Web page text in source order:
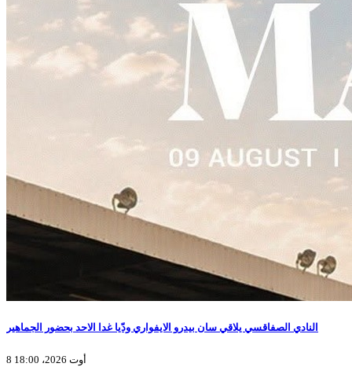
النادي الصفاقسي يلاقي سان بيدرو الايفواري ودّيا غدا الاحد بحضور الجماهير
8 أوت 2026، 18:00